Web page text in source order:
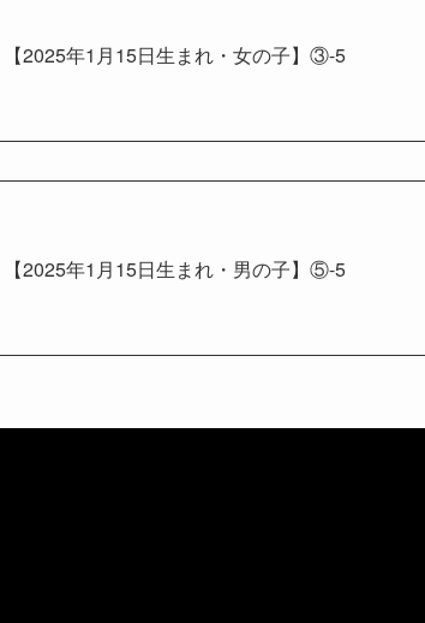
【2025年1月15日生まれ・女の子】③-5
【2025年1月15日生まれ・男の子】⑤-5